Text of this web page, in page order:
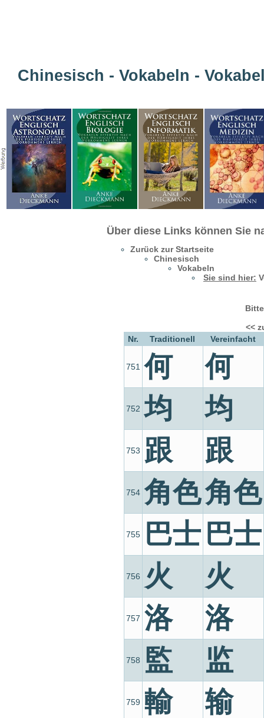
Chinesisch - Vokabeln -
Über diese Links können Sie
Zurück zur Startseite
Chinesisch
Vokabeln
Sie sind hier:
<<
Nr.
Traditionell Vereinfacht
751 何 何
752 均 均
753 跟 跟
754 角色角色
755 巴士 巴士
756 火 火
757 洛 洛
758 監 监
759 輸 输